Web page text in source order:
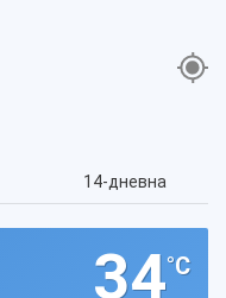
14-дневна
34°C